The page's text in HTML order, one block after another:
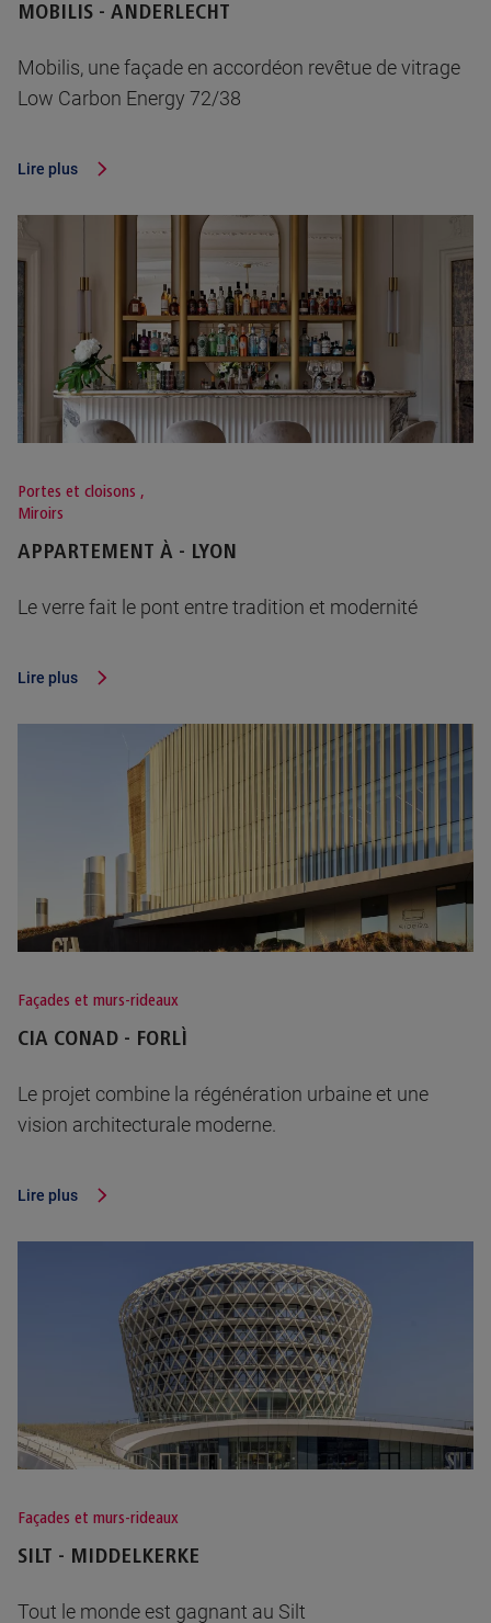
MOBILIS - ANDERLECHT
Mobilis, une façade en accordéon revêtue de vitrage
Low Carbon Energy 72/38
Lire plus
Portes et cloisons ,
Miroirs
APPARTEMENT À - LYON
Le verre fait le pont entre tradition et modernité
Lire plus
Façades et murs-rideaux
CIA CONAD - FORLÌ
Le projet combine la régénération urbaine et une
vision architecturale moderne.
Lire plus
Façades et murs-rideaux
SILT - MIDDELKERKE
Tout le monde est gagnant au Silt